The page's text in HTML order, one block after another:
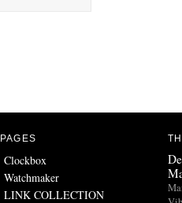
PAGES
Clockbox
Watchmaker
LINK COLLECTION